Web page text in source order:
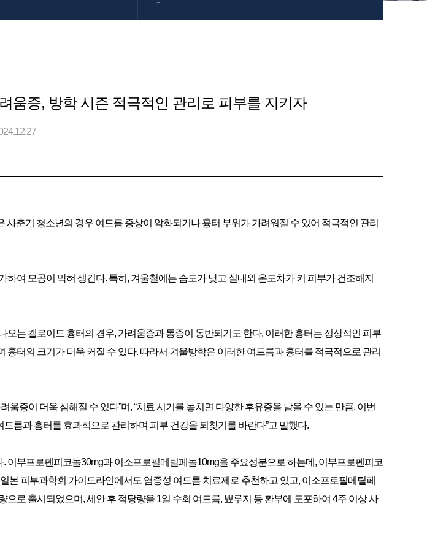
움증, 방학 시즌 적극적인 관리로 피부를 지키자
춘기 청소년의 경우 여드름 증상이 악화되거나 흉터 부위가 가려워질 수 있어 적극적인 관리
여 모공이 막혀 생긴다. 특히, 겨울철에는 습도가 낮고 실내외 온도차가 커 피부가 건조해지
는 켈로이드 흉터의 경우, 가려움증과 통증이 동반되기도 한다. 이러한 흉터는 정상적인 피부
터의 크기가 더욱 커질 수 있다. 따라서 겨울방학은 이러한 여드름과 흉터를 적극적으로 관리
증이 더욱 심해질 수 있다”며, “치료 시기를 놓치면 다양한 후유증을 남을 수 있는 만큼, 이번
름과 흉터를 효과적으로 관리하며 피부 건강을 되찾기를 바란다”고 말했다.
부프로펜피코놀30mg과 이소프로필메틸페놀10mg을 주요성분으로 하는데, 이부프로펜피코
피부과학회 가이드라인에서도 염증성 여드름 치료제로 추천하고 있고, 이소프로필메틸페
로 출시되었으며, 세안 후 적당량을 1일 수회 여드름, 뾰루지 등 환부에 도포하여 4주 이상 사